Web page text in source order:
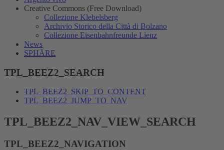
Creative Commons (Free Download)
Collezione Klebelsberg
Archivio Storico della Città di Bolzano
Collezione Eisenbahnfreunde Lienz
News
SPHÄRE
TPL_BEEZ2_SEARCH
TPL_BEEZ2_SKIP_TO_CONTENT
TPL_BEEZ2_JUMP_TO_NAV
TPL_BEEZ2_NAV_VIEW_SEARCH
TPL_BEEZ2_NAVIGATION